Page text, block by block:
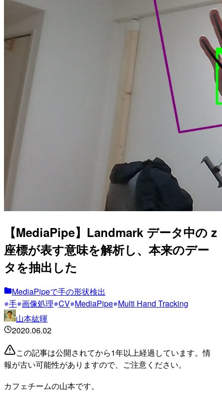
【MediaPipe】Landmark データ中の z
座標が表す意味を解析し、本来のデー
タを抽出した
MediaPipeで手の形状検出
手 画像処理 CV MediaPipe Multi Hand Tracking
山本紘暉
2020.06.02
この記事は公開されてから1年以上経過しています。情
報が古い可能性がありますので、ご注意ください。
カフェチームの山本です。